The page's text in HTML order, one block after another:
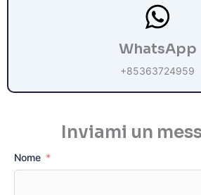
WhatsApp
+85363724959
Inviami un
Nome